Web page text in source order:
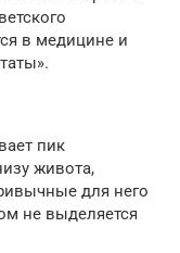
в медицине и
пик
живота,
для него
не выделяется